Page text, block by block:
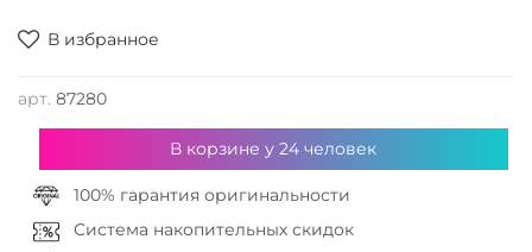
В избранное
арт. 87280
В корзине у24 человек
100% гарантия оригинальности
Система накопительных скидок